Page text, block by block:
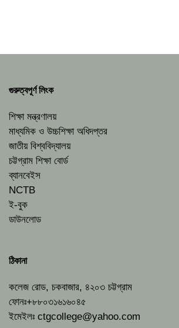
গুরুত্বপূর্ণ লিংক
শিক্ষা মন্ত্রণালয়
মাধ্যমিক ও উচ্চশিক্ষা অধিদপ্তর
জাতীয় বিশ্ববিদ্যালয়
চট্টগ্রাম শিক্ষা বোর্ড
ব্যানবেইস
NCTB
ই-বুক
ডাউনলোড
ঠিকানা
কলেজ রোড, চকবাজার, ৪২০৩ চট্টগ্রাম
ফোনঃ+৮৮০৩১৬১৬০৪৫
ইমেইলঃ ctgcollege@yahoo.com